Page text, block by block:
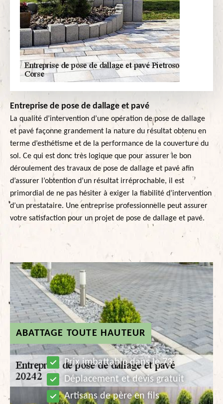
ABATTAGE TOUTE HAUTEUR
Prix imbattable dans le 73
Déplacement et devis gratuit
Artisans de père en fils
Entreprise de pose de dallage et pavé
La qualité d’intervention d’une opération de pose de dallage
et pavé façonne grandement la nature du résultat obtenu en
terme d’esthétisme et de la performance de la couverture du
sol. Ce qui est donc très logique que pour assurer le bon
déroulement des travaux de pose de dallage et pavé afin
d’assurer l’obtention d’un résultat irréprochable, il est
primordial de ne pas hésiter à exiger la fiabilité d’intervention
d’un prestataire. Une entreprise professionnelle peut assurer
votre satisfaction pour un projet de pose de dallage et pavé.